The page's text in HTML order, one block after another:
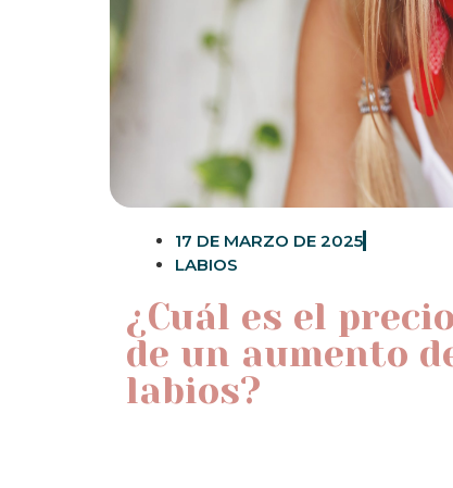
17 DE MARZO DE 2025
LABIOS
¿Cuál es el precio
de un aumento
labios?